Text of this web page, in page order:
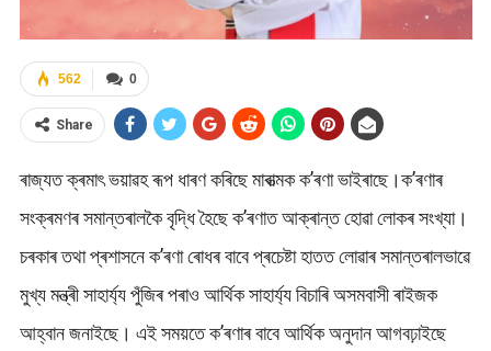
0
562
Share
ৰাজ্যত ক্ৰমাৎ ভয়াৱহ ৰূপ ধাৰণ কৰিছে মাৰাত্মক ক’ৰণা ভাইৰাছে।ক’ৰণাৰ
সংক্ৰমণৰ সমান্তৰালকৈ বৃদ্ধি হৈছে ক’ৰণাত আক্ৰান্ত হোৱা লোকৰ সংখ্যা।
চৰকাৰ তথা প্ৰশাসনে ক’ৰণা ৰোধৰ বাবে প্ৰচেষ্টা হাতত লোৱা‌ৰ সমান্তৰালভাৱে
মুখ্য মন্ত্ৰী সাহাৰ্য্য পুঁজিৰ পৰাও আৰ্থিক সাহাৰ্য্য বিচাৰি অসমবাসী ৰাইজক
আহ্বান জনাইছে। এই সময়তে ক’ৰণাৰ বাবে আৰ্থিক অনুদান আগবঢ়াইছে‌